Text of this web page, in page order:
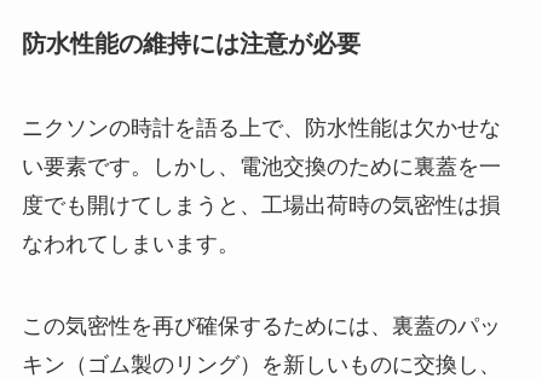
防水性能の維持には注意が必要
ニクソンの時計を語る上で、防水性能は欠かせな
い要素です。しかし、電池交換のために裏蓋を一
度でも開けてしまうと、 工場出荷時の気密性は損
なわれてしまいます。
この気密性を再び確保するためには、裏蓋のパッ
キン（ゴム製のリング）を新しいものに交換し、